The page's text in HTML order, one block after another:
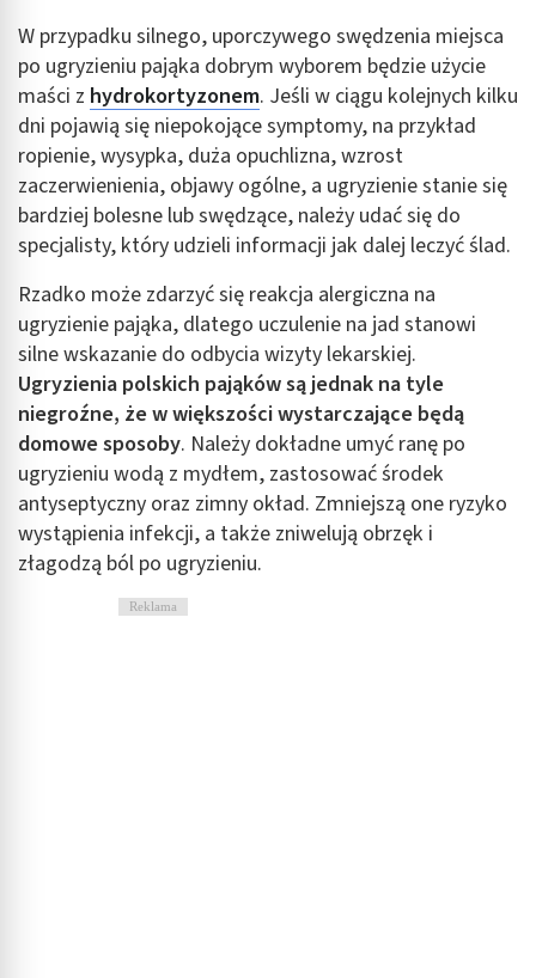
W przypadku silnego, uporczywego swędzenia miejsca
po ugryzieniu pająka dobrym wyborem będzie użycie
maści z hydrokortyzonem. Jeśli w ciągu kolejnych kilku
dni pojawią się niepokojące symptomy, na przykład
ropienie, wysypka, duża opuchlizna, wzrost
zaczerwienienia, objawy ogólne, a ugryzienie stanie się
bardziej bolesne lub swędzące, należy udać się do
specjalisty, który udzieli informacji jak dalej leczyć ślad.
Rzadko może zdarzyć się reakcja alergiczna na
ugryzienie pająka, dlatego uczulenie na jad stanowi
silne wskazanie do odbycia wizyty lekarskiej.
Ugryzienia polskich pająków są jednak na tyle
niegroźne, że w większości wystarczające będą
domowe sposoby. Należy dokładne umyć ranę po
ugryzieniu wodą z mydłem, zastosować środek
antyseptyczny oraz zimny okład. Zmniejszą one ryzyko
wystąpienia infekcji, a także zniwelują obrzęk i
złagodzą ból po ugryzieniu.
Reklama